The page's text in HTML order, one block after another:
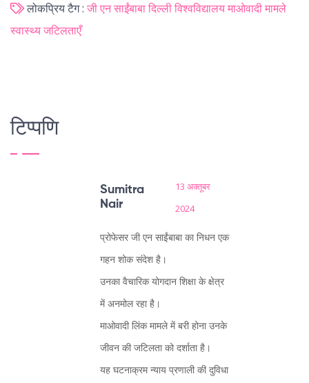
लोकप्रिय टैग : जी एन साईंबाबा दिल्ली विश्वविद्यालय माओवादी मामले
स्वास्थ्य जटिलताएँ
टिप्पणि
Sumitra
Nair
13 अक्तूबर
2024
प्रोफेसर जी एन साईंबाबा का निधन एक
गहन शोक संदेश है।
उनका वैचारिक योगदान शिक्षा के क्षेत्र
में अनमोल रहा है।
माओवादी लिंक मामले में बरी होना उनके
जीवन की जटिलता को दर्शाता है।
यह घटनाक्रम न्याय प्रणाली की दुविधा